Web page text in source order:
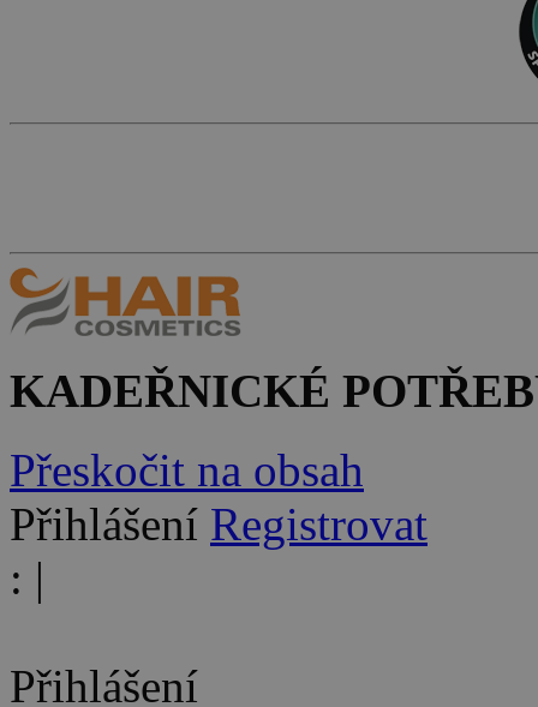
KADEŘNICKÉ
Přeskočit na obsah
Přihlášení Registrovat
: |
Přihlášení